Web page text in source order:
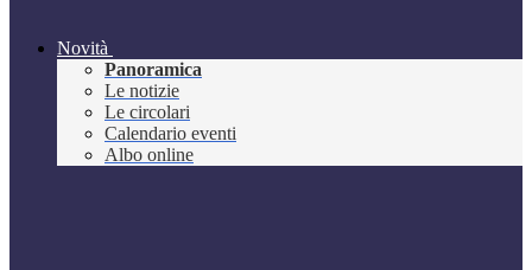
Novità
Panoramica
Le notizie
Le circolari
Calendario eventi
Albo online